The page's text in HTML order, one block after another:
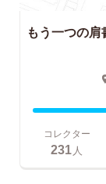
もう一つの肩
コレクター
231人